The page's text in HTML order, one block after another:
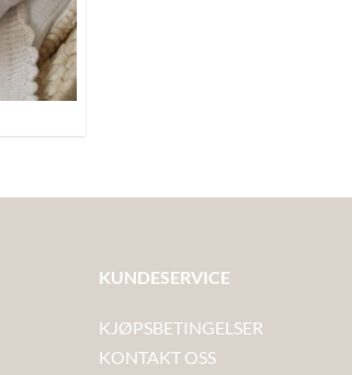
KUNDESERVICE
KJØPSBETINGELSER
KONTAKT OSS